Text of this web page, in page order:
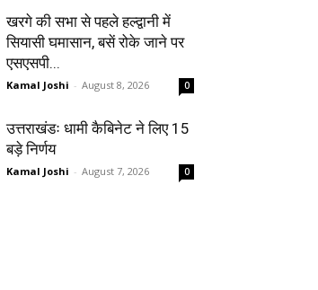
खरगे की सभा से पहले हल्द्वानी में
सियासी घमासान, बसें रोके जाने पर
एसएसपी...
Kamal Joshi - August 8, 2026 0
उत्तराखंडः धामी कैबिनेट ने लिए 15
बड़े निर्णय
Kamal Joshi - August 7, 2026 0